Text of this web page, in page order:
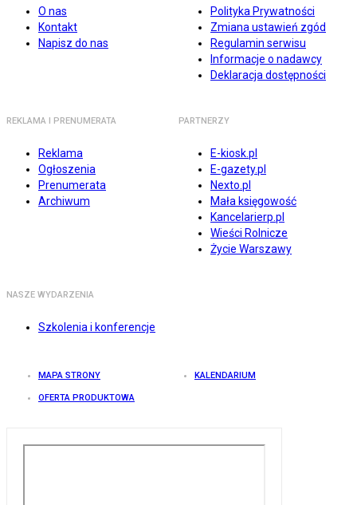
O nas
Kontakt
Napisz do nas
Polityka Prywatności
Zmiana ustawień zgód
Regulamin serwisu
Informacje o nadawcy
Deklaracja dostępności
REKLAMA I PRENUMERATA
Reklama
Ogłoszenia
Prenumerata
Archiwum
PARTNERZY
E-kiosk.pl
E-gazety.pl
Nexto.pl
Mała księgowość
Kancelarierp.pl
Wieści Rolnicze
Życie Warszawy
NASZE WYDARZENIA
Szkolenia i konferencje
MAPA STRONY KALENDARIUM
OFERTA PRODUKTOWA